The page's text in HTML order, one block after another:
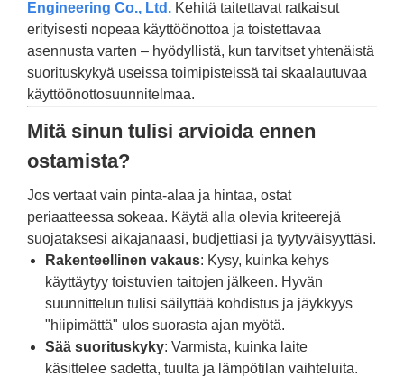
Engineering Co., Ltd. Kehitä taitettavat ratkaisut
erityisesti nopeaa käyttöönottoa ja toistettavaa
asennusta varten – hyödyllistä, kun tarvitset yhtenäistä
suorituskykyä useissa toimipisteissä tai skaalautuvaa
käyttöönottosuunnitelmaa.
Mitä sinun tulisi arvioida ennen
ostamista?
Jos vertaat vain pinta-alaa ja hintaa, ostat
periaatteessa sokeaa. Käytä alla olevia kriteerejä
suojataksesi aikajanaasi, budjettiasi ja tyytyväisyyttäsi.
Rakenteellinen vakaus: Kysy, kuinka kehys
käyttäytyy toistuvien taitojen jälkeen. Hyvän
suunnittelun tulisi säilyttää kohdistus ja jäykkyys
"hiipimättä" ulos suorasta ajan myötä.
Sää suorituskyky: Varmista, kuinka laite
käsittelee sadetta, tuulta ja lämpötilan vaihteluita.